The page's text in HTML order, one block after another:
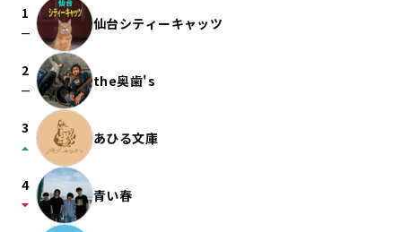
1
check_indeterminate_small 仙台シティーキャッツ
2
check_indeterminate_small the奥歯's
3
arrow_drop_up あひる文庫
4
arrow_drop_down 青い春